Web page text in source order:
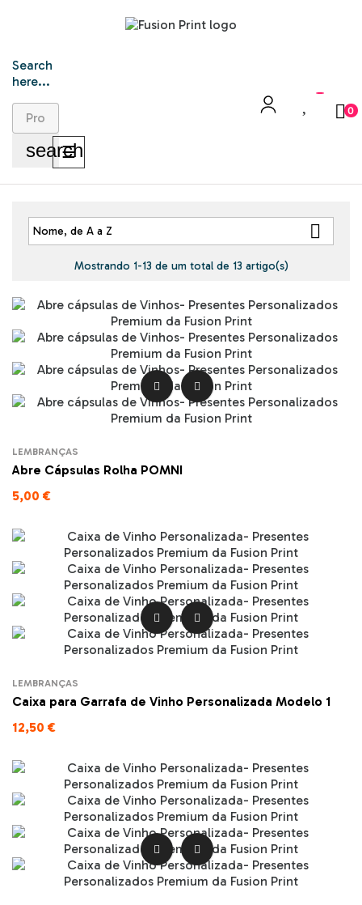
Search
here...
search
0
Toggle
navigation
☰
Nome, de A a Z 
Mostrando 1-13 de um total de 13 artigo(s)
 
LEMBRANÇAS
Abre Cápsulas Rolha POMNI
5,00 €
 
LEMBRANÇAS
Caixa para Garrafa de Vinho Personalizada Modelo 1
12,50 €
 